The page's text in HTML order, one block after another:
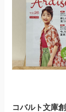
コバルト文庫